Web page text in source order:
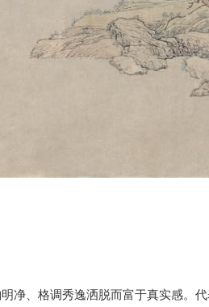
净、格调秀逸洒脱而富于真实感。